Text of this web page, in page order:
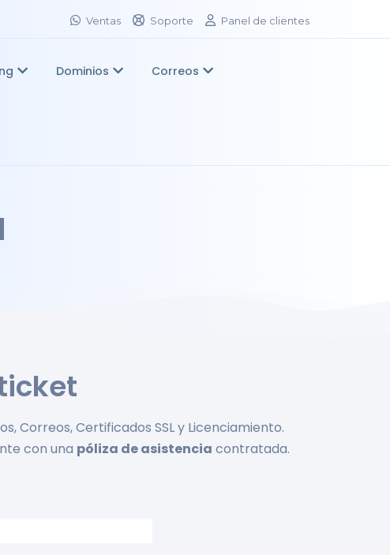
Ventas Soporte Panel de clientes
Dominios Correos
Correos, Certificados SSL y Licenciamiento.
con una póliza de asistencia contratada.